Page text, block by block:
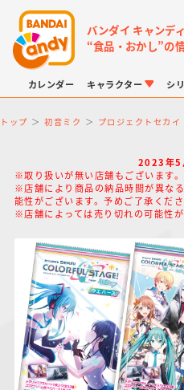
バンダイ キャンデ
“食品・おかし”の
カレンダー キャラクター
LINK TRAVELERS
仮面ライダーシリー
ズ
プリキュ
ガンダム
シ
チョコボックス
キャラパキ
チョ
にふぉる
＆スクエ
トップ 初音ミク プロジェクトセカ
2023年5
※取り扱いが無い店舗もございます。
※店舗により商品の納品時間が異な
能性がございます。予めご了承くださ
※店舗によっては売り切れの可能性